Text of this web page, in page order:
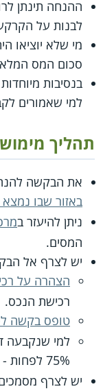
ההנחה תינתן
לבנות על הקרקע בתוך 3 שנים
סכום המס
למי שאמורים
תהליך
את הבקשה
באזור שבו
ניתן להיעזר ב
המסים.
יש לצרף אל
הצהרה על
רכישת הנכס.
טופס בקשה
למי שנקבעה
‎75% לפחות -
יש לצרף